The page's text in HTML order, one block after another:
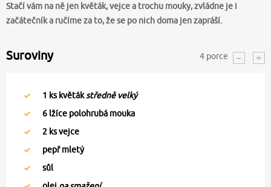
Stačí vám na ně jen květák, vejce a trochu mouky, zvládne je i
začátečník a ručíme za to, že se po nich doma jen zapráší.
Suroviny 4 porce
1 ks květákstředně velký
6 lžíce polohrubá mouka
2 ks vejce
pepř mletý
sůl